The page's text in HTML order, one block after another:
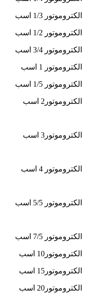
الکتروموتور 1/3 اسب
الکتروموتور 1/2 اسب
الکتروموتور 3/4 اسب
الکتروموتور 1 اسب
الکتروموتور 1/5 اسب
الکتروموتور2 اسب
الکتروموتور3 اسب
الکتروموتور 4 اسب
الکتروموتور 5/5 اسب
الکتروموتور 7/5 اسب
الکتروموتور10 اسب
الکتروموتور15 اسب
الکتروموتور20 اسب